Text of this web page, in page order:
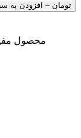
محصول